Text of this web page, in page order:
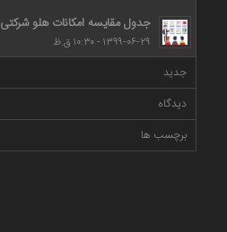
جدول مقایسه امکانات هلو شرکتی
۱۳۹۹-۰۶-۲۹ - ۱۰:۳۰ ق.ظ
جدید
دیدگاه
برچسب ها